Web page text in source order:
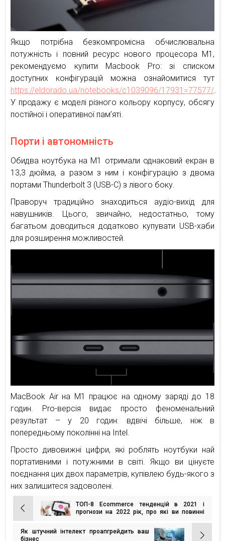
Якщо потрібна безкомпромісна обчислювальна
потужність і повний ресурс нового процесора М1,
рекомендуємо купити Macbook Pro: зі списком
доступних конфігурацій можна ознайомитися тут
https://eldorado.ua/notebooks/c1039096/17931=77577/
У продажу є моделі різного кольору корпусу, обсягу
постійної і оперативної пам’яті.
Порти і автономність
Обидва ноутбука на М1 отримали однаковий екран в
13,3 дюйма, а разом з ним і конфігурацію з двома
портами Thunderbolt 3 (USB-C) з лівого боку.
Праворуч традиційно знаходиться аудіо-вихід для
навушників. Цього, звичайно, недостатньо, тому
багатьом доводиться додатково купувати USB-хаби
для розширення можливостей.
MacBook Air на M1 працює на одному заряді до 18
годин. Pro-версія видає просто феноменальний
результат – у 20 годин: вдвічі більше, ніж в
попередньому поколінні на Intel.
Просто дивовижні цифри, які роблять ноутбуки най
портативними і потужними в світі. Якщо ви цінуєте
поєднання цих двох параметрів, купівлею будь-якого з
них залишитеся задоволені.
Навігація
записів
ТОП-8 Ecommerce тенденцій в 2021 і
прогнози на 2022 рік, про які ви повинні
Як штучний інтелект проапгрейдить ваш
бізнес